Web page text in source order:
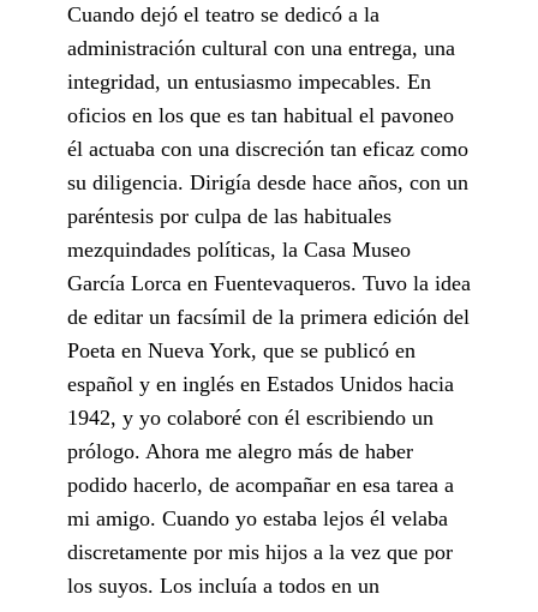
Cuando dejó el teatro se dedicó a la
administración cultural con una entrega, una
integridad, un entusiasmo impecables. En
oficios en los que es tan habitual el pavoneo
él actuaba con una discreción tan eficaz como
su diligencia. Dirigía desde hace años, con un
paréntesis por culpa de las habituales
mezquindades políticas, la Casa Museo
García Lorca en Fuentevaqueros. Tuvo la idea
de editar un facsímil de la primera edición del
Poeta en Nueva York, que se publicó en
español y en inglés en Estados Unidos hacia
1942, y yo colaboré con él escribiendo un
prólogo. Ahora me alegro más de haber
podido hacerlo, de acompañar en esa tarea a
mi amigo. Cuando yo estaba lejos él velaba
discretamente por mis hijos a la vez que por
los suyos. Los incluía a todos en un